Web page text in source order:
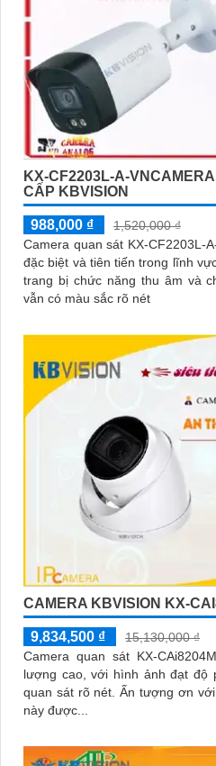
KX-CF2203L-A-
CẤP KBVISION
988,000 ₫
1,520,000 ₫
Camera quan sát KX-CF2203L-
đặc biệt và tiên tiến trong lĩnh vực
trang bị chức năng thu âm và
vẫn có màu sắc rõ nét
CAMERA KBVISION KX-
9,834,500 ₫
15,130,000 ₫
Camera quan sát KX-
lượng cao, với hình ảnh đạt độ
quan sát rõ nét. Ấn tượng ơn với những thông số là Camera
này được...